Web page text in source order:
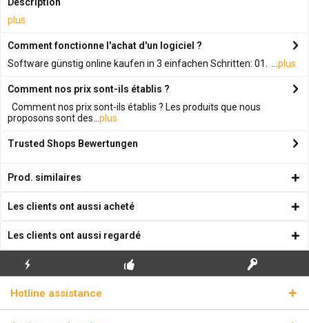
plus
Comment fonctionne l'achat d'un logiciel ?
Software günstig online kaufen in 3 einfachen Schritten: 01. ... plus
Comment nos prix sont-ils établis ?
Comment nos prix sont-ils établis ? Les produits que nous
proposons sont des... plus
Trusted Shops Bewertungen
Prod. similaires
Les clients ont aussi acheté
Les clients ont aussi regardé
ÉCLAIR
Hotline assistance